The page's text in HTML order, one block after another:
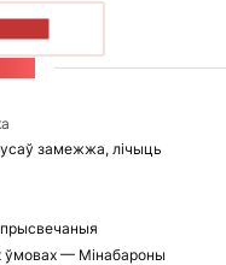
замежжа, лічыць
ўмовах — Мінабароны